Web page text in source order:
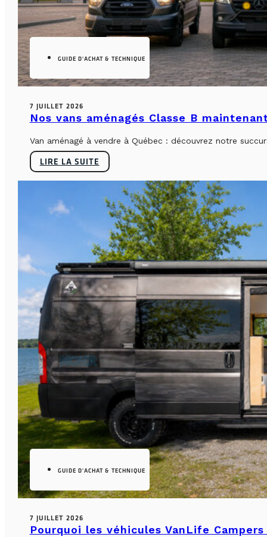
GUIDE D'ACHAT & TECHNIQUE
7 JUILLET 2026
Nos vans aménagés Classe B
Van aménagé à vendre à Québec : découvrez notre
LIRE LA SUITE
GUIDE D'ACHAT & TECHNIQUE
7 JUILLET 2026
Pourquoi les véhicules VanLife